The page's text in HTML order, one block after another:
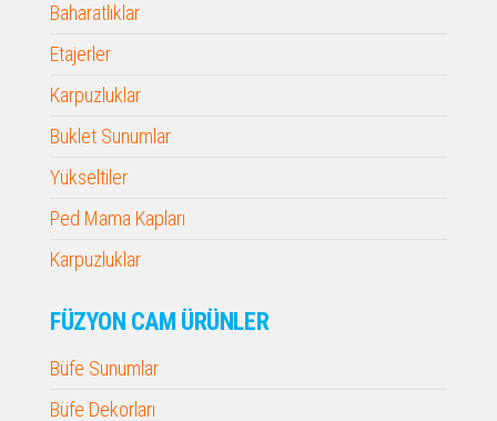
Baharatlıklar
Etajerler
Karpuzluklar
Buklet Sunumlar
Yükseltiler
Ped Mama Kapları
Karpuzluklar
FÜZYON CAM ÜRÜNLER
Büfe Sunumlar
Büfe Dekorları